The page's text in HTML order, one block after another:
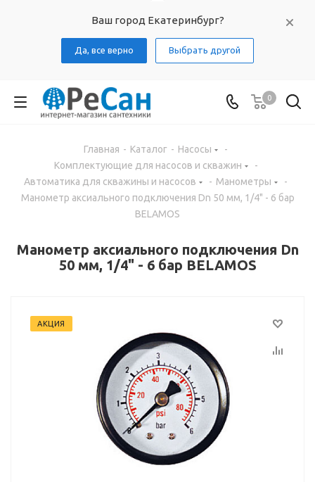
Ваш город Екатеринбург?
Да, все верно Выбрать другой
0
Главная - Каталог - Насосы
-
Комплектующие для насосов и скважин
-
Автоматика для скважины и насосов
- Манометры
-
Манометр аксиального подключения Dn 50 мм, 1/4" - 6 бар
BELAMOS
Манометр аксиального подключения Dn
50 мм, 1/4" - 6 бар BELAMOS
АКЦИЯ